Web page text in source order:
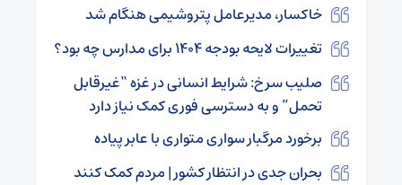
خاکسار، مدیرعامل پتروشیمی هنگام شد
تغییرات لایحه بودجه ۱۴۰۴ برای مدارس چه بود؟
صلیب سرخ: شرایط انسانی در غزه “غیرقابل
تحمل” و به دسترسی فوری کمک نیاز دارد
برخورد مرگبار سواری متواری با عابر پیاده
بحران جدی در انتظار کشور | مردم کمک کنند